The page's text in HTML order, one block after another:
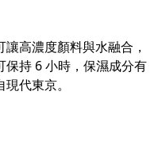
高濃度顏料與水融合，
持 6 小時，保濕成分有
代東京。